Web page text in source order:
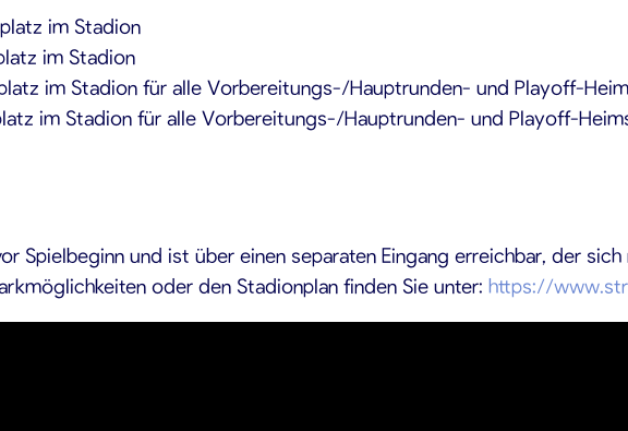
im Stadion
im Stadion
im Stadion für alle Vorbereitungs-/Hauptrunden- und Playoff-
im Stadion für alle Vorbereitungs-/Hauptrunden- und Playoff-
Spielbeginn und ist über einen separaten Eingang erreichbar, der
oder den Stadionplan finden Sie unter: https://